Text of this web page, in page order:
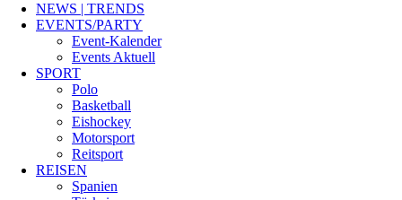
NEWS | TRENDS
EVENTS/PARTY
Event-Kalender
Events Aktuell
SPORT
Polo
Basketball
Eishockey
Motorsport
Reitsport
REISEN
Spanien